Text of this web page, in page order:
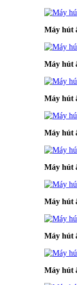
Máy hút
Máy hút
Máy hút
Máy hút
Máy hút
Máy hút
Máy hút
Máy hút